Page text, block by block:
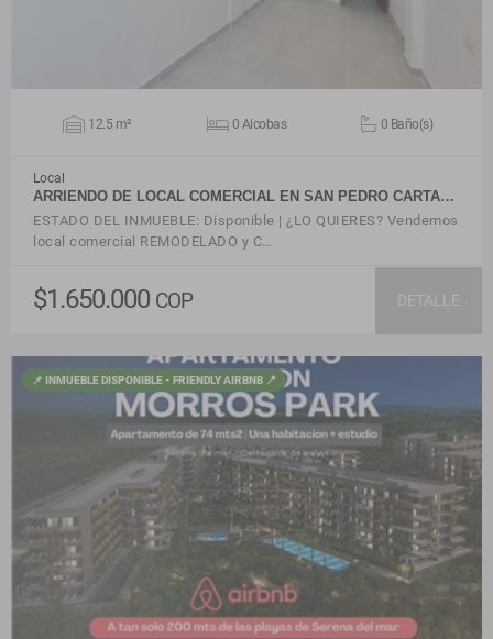
12.5 m² 0 Alcobas 0 Baño(s)
Local
ARRIENDO DE LOCAL COMERCIAL EN SAN PEDRO CARTA…
ESTADO DEL INMUEBLE: Disponible | ¿LO QUIERES? Vendemos
local comercial REMODELADO y C…
$1.650.000 COP DETALLE
📌 INMUEBLE DISPONIBLE - FRIENDLY AIRBNB 📍
VER DETALLES